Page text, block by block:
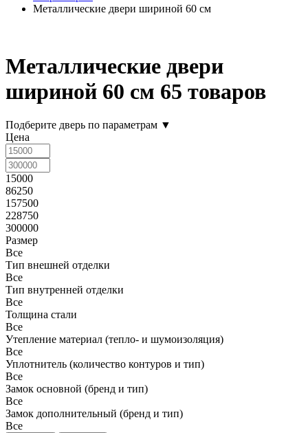
Металлические двери шириной 60 см
Металлические двери
шириной 60 см 65 товаров
Подберите дверь по параметрам ▼
Цена
15000
86250
157500
228750
300000
Размер
Все
Тип внешней отделки
Все
Тип внутренней отделки
Все
Толщина стали
Все
Утепление материал (тепло- и шумоизоляция)
Все
Уплотнитель (количество контуров и тип)
Все
Замок основной (бренд и тип)
Все
Замок дополнительный (бренд и тип)
Все